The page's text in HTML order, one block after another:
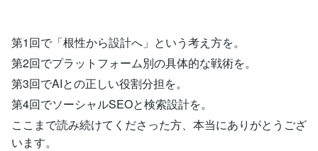
第1回で「根性から設計へ」という考え方を。
第2回でプラットフォーム別の具体的な戦術を。
第3回でAIとの正しい役割分担を。
第4回でソーシャルSEOと検索設計を。
ここまで読み続けてくださった方、本当にありがとうござ
います。